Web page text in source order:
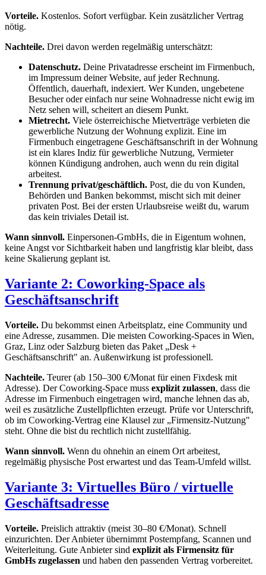
Vorteile. Kostenlos. Sofort verfügbar. Kein zusätzlicher Vertrag
nötig.
Nachteile. Drei davon werden regelmäßig unterschätzt:
Datenschutz. Deine Privatadresse erscheint im Firmenbuch,
im Impressum deiner Website, auf jeder Rechnung.
Öffentlich, dauerhaft, indexiert. Wer Kunden, ungebetene
Besucher oder einfach nur seine Wohnadresse nicht ewig im
Netz sehen will, scheitert an diesem Punkt.
Mietrecht. Viele österreichische Mietverträge verbieten die
gewerbliche Nutzung der Wohnung explizit. Eine im
Firmenbuch eingetragene Geschäftsanschrift in der Wohnung
ist ein klares Indiz für gewerbliche Nutzung, Vermieter
können Kündigung androhen, auch wenn du rein digital
arbeitest.
Trennung privat/geschäftlich. Post, die du von Kunden,
Behörden und Banken bekommst, mischt sich mit deiner
privaten Post. Bei der ersten Urlaubsreise weißt du, warum
das kein triviales Detail ist.
Wann sinnvoll. Einpersonen-GmbHs, die in Eigentum wohnen,
keine Angst vor Sichtbarkeit haben und langfristig klar bleibt, dass
keine Skalierung geplant ist.
Variante 2: Coworking-Space als
Geschäftsanschrift
Vorteile. Du bekommst einen Arbeitsplatz, eine Community und
eine Adresse, zusammen. Die meisten Coworking-Spaces in Wien,
Graz, Linz oder Salzburg bieten das Paket „Desk +
Geschäftsanschrift" an. Außenwirkung ist professionell.
Nachteile. Teurer (ab 150–300 €/Monat für einen Fixdesk mit
Adresse). Der Coworking-Space muss explizit zulassen, dass die
Adresse im Firmenbuch eingetragen wird, manche lehnen das ab,
weil es zusätzliche Zustellpflichten erzeugt. Prüfe vor Unterschrift,
ob im Coworking-Vertrag eine Klausel zur „Firmensitz-Nutzung"
steht. Ohne die bist du rechtlich nicht zustellfähig.
Wann sinnvoll. Wenn du ohnehin an einem Ort arbeitest,
regelmäßig physische Post erwartest und das Team-Umfeld willst.
Variante 3: Virtuelles Büro / virtuelle
Geschäftsadresse
Vorteile. Preislich attraktiv (meist 30–80 €/Monat). Schnell
einzurichten. Der Anbieter übernimmt Postempfang, Scannen und
Weiterleitung. Gute Anbieter sind explizit als Firmensitz für
GmbHs zugelassen und haben den passenden Vertrag vorbereitet.